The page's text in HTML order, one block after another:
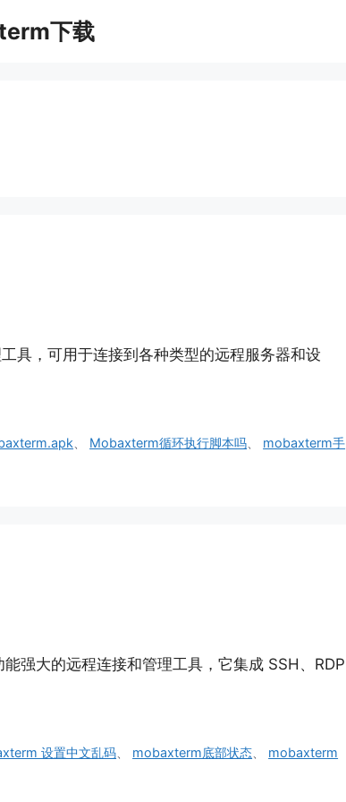
下载
具，可用于连接到各种类型的远程服务器和设
Mobaxterm循环执行脚本吗
mobaxterm手
强大的远程连接和管理工具，它集成 SSH、RDP
设置中文乱码 mobaxterm底部状态
mobaxterm